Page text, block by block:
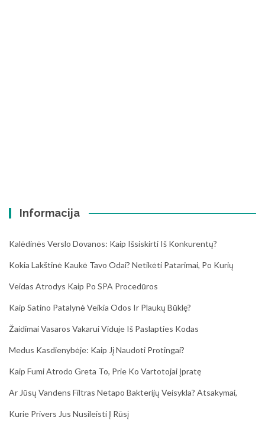
Informacija
Kalėdinės Verslo Dovanos: Kaip Išsiskirti Iš Konkurentų?
Kokia Lakštinė Kaukė Tavo Odai? Netikėti Patarimai, Po Kurių
Veidas Atrodys Kaip Po SPA Procedūros
Kaip Satino Patalynė Veikia Odos Ir Plaukų Būklę?
Žaidimai Vasaros Vakarui Viduje Iš Paslapties Kodas
Medus Kasdienybėje: Kaip Jį Naudoti Protingai?
Kaip Fumi Atrodo Greta To, Prie Ko Vartotojai Įpratę
Ar Jūsų Vandens Filtras Netapo Bakterijų Veisykla? Atsakymai,
Kurie Privers Jus Nusileisti Į Rūsį